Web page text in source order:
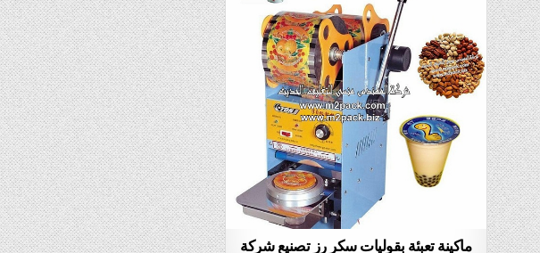
ماكينة تعبئة بقوليات سكر رز تصنيع شركة